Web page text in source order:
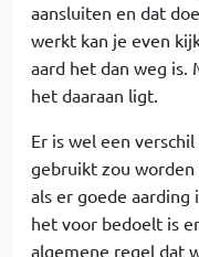
aansluiten en dat
werkt kan je even
aard het dan weg is.
het daaraan ligt.
Er is wel een
gebruikt zou
als er goede aarding
het voor bedoelt is
algemene regel dat